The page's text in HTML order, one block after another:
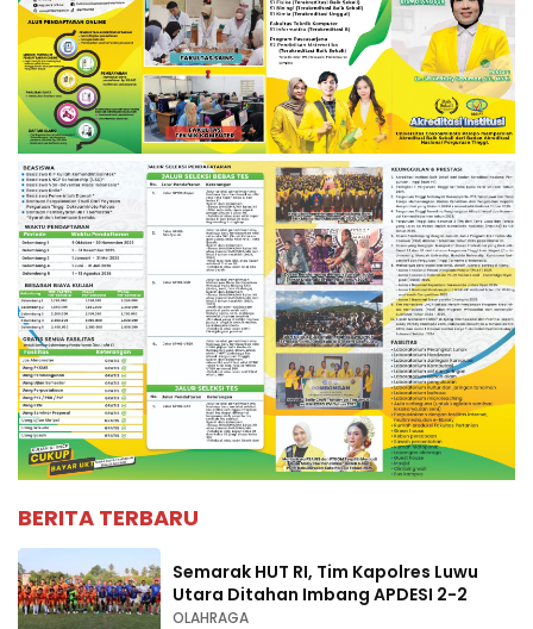
BERITA TERBARU
Semarak HUT RI, Tim Kapolres Luwu
Utara Ditahan Imbang APDESI 2-2
OLAHRAGA